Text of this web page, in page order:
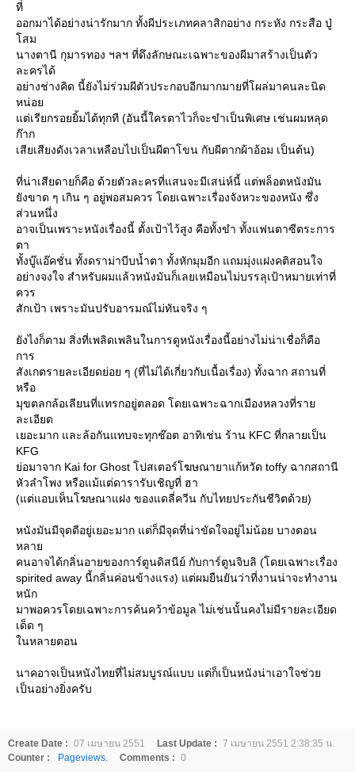
ที่
ออกมาได้อย่างน่ารักมาก ทั้งผีประเภทคลาสิกอย่าง กระหัง กระสือ ปู่
สม
นางตานี กุมารทอง ฯลฯ ที่ดึงลักษณะเฉพาะของผีมาสร้างเป็นตัว
ละครได้
อย่างช่างคิด นี้ยังไม่ร่วมผีตัวประกอบอีกมากมายที่โผล่มาคนละนิด
หน่อ
ต่เรียกรอยยิ้มได้ทุกที (อันนี้ใครตาไวก็จะขำเป็นพิเศษ เช่นผมหลุด
ก๊าก
เสียเสียงดังเวลาเหลือบไปเป็นผีตาโขน กับผีตากผ้าอ้อม เป็นต้น)
ที่น่าเสียดายก็คือ ด้วยตัวละครที่แสนจะมีเสน่ห์นี้ แต่พล็อตหนังมัน
ังขาด ๆ เกิน ๆ อยู่พอสมควร โดยเฉพาะเรื่องจังหวะของหนัง ซึ่ง
ส่วนหนึ่ง
อาจเป็นเพราะหนังเรื่องนี้ ตั้งเป้าไว้สูง คือทั้งขำ ทั้งแฟนตาซีตระการ
ตา
ทั้งบู๊แอ๊คชั่น ทั้งดราม่าบีบน้ำตา ทั้งหักมุมอีก แถมมุ่งแฝงคติสอนใจ
อย่างจงใจ สำหรับผมแล้วหนังมันก็เลยเหมือนไม่บรรลุเป้าหมายเท่าที่
ควร
สักเป้า เพราะมันปรับอารมณ์ไม่ทันจริง ๆ
ังไงก็ตาม สิ่งที่เพลิดเพลินในการดูหนังเรื่องนี้อย่างไม่น่าเชื่อก็คือ
การ
สังเกตรายละเอียดย่อย ๆ (ที่ไม่ได้เกี่ยวกับเนื้อเรื่อง) ทั้งฉาก สถานที่
หรือ
มุขตลกล้อเลียนที่แทรกอยู่ตลอด โดยเฉพาะฉากเมืองหลวงที่รา
ละเอียด
เยอะมาก และล้อกันแทบจะทุกช๊อต อาทิเช่น ร้าน KFC ที่กลายเป็น
KFG
่อมาจาก Kai for Ghost โปสเตอร์โฆษณายาแก้หวัด toffy ฉากสถานี
หัวลำโพง หรือแม้แต่ดารารับเชิญที่ ฮา
(แต่แอบเห็นโฆษณาแฝง ของแดลี่ควีน กับไทยประกันชีวิตด้วย)
หนังมันมีจุดดีอยู่เยอะมาก แต่ก็มีจุดที่น่าขัดใจอยู่ไม่น้อย บางตอน
หลา
คนอาจได้กลิ่นอายของการ์ตูนดิสนีย์ กับการ์ตูนจิบลิ (โดยเฉพาะเรื่อง
spirited away นี้กลิ่นค่อนข้างแรง) แต่ผมยืนยันว่าที่งานน่าจะทำงาน
หนัก
มาพอควรโดยเฉพาะการค้นคว้าข้อมูล ไม่เช่นนั้นคงไม่มีรายละเอียด
เด็ด ๆ
นหลายตอน
นาคอาจเป็นหนังไทยที่ไม่สมบูรณ์แบบ แต่ก็เป็นหนังน่าเอาใจช่ว
เป็นอย่างยิ่งครับ
Create Date : 07 เมษายน 2551 Last Update : 7 เมษายน 2551 2:38:35 น.
Counter :
Pageviews. Comments : 0